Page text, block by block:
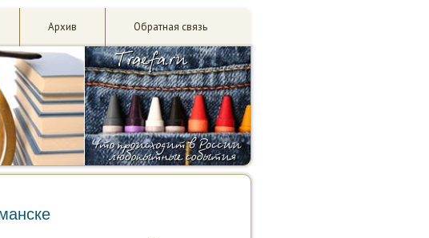
Архив Обратная связь